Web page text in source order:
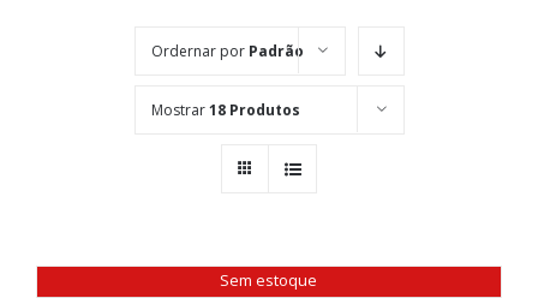
Ordernar por Padrão
Mostrar18 Produtos
Sem estoque